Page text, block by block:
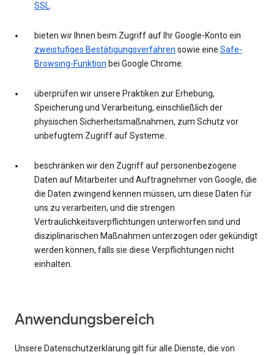
SSL.
bieten wir Ihnen beim Zugriff auf Ihr Google-Konto ein
zweistufiges Bestätigungsverfahren sowie eine Safe-
Browsing-Funktion bei Google Chrome.
überprüfen wir unsere Praktiken zur Erhebung,
Speicherung und Verarbeitung, einschließlich der
physischen Sicherheitsmaßnahmen, zum Schutz vor
unbefugtem Zugriff auf Systeme.
beschränken wir den Zugriff auf personenbezogene
Daten auf Mitarbeiter und Auftragnehmer von Google, die
die Daten zwingend kennen müssen, um diese Daten für
uns zu verarbeiten, und die strengen
Vertraulichkeitsverpflichtungen unterworfen sind und
disziplinarischen Maßnahmen unterzogen oder gekündigt
werden können, falls sie diese Verpflichtungen nicht
einhalten.
Anwendungsbereich
Unsere Datenschutzerklärung gilt für alle Dienste, die von